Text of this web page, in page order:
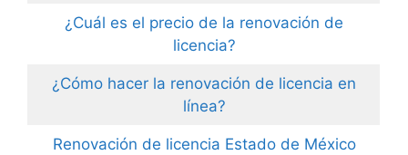
¿Cuál es el precio de la renovación de
licencia?
¿Cómo hacer la renovación de licencia en
línea?
Renovación de licencia Estado de México